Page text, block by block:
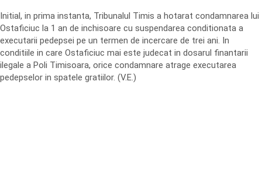
Initial, in prima instanta, Tribunalul Timis a hotarat condamnarea lui
Ostaficiuc la 1 an de inchisoare cu suspendarea conditionata a
executarii pedepsei pe un termen de incercare de trei ani. In
conditiile in care Ostaficiuc mai este judecat in dosarul finantarii
ilegale a Poli Timisoara, orice condamnare atrage executarea
pedepselor in spatele gratiilor. (V.E.)